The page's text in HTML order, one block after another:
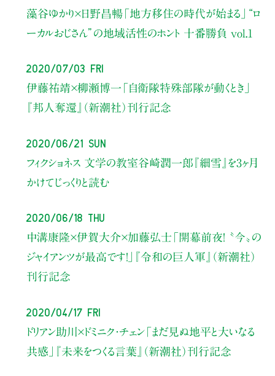
藻谷ゆかり×日野昌暢「地方移住の時代が始まる」
“ロ
ーカルおじさん”の地域活性のホント 十番勝負 vol.1
2020/07/03 Fri
伊藤祐靖×柳瀬博一 「自衛隊特殊部隊が動くとき」
『邦人奪還』（新潮社）刊行記念
2020/06/21 Sun
フィクショネス 文学の教室谷崎潤一郎『細雪』 を3ヶ月
かけてじっくりと読む
2020/06/18 Thu
中溝康隆×伊賀大介×加藤弘士「開幕前夜！ 〝今〟の
ジャイアンツが最高です！」
『令和の巨人軍』（新潮社）
刊行記念
2020/04/17 Fri
ドリアン助川×ドミニク・チェン「まだ見ぬ地平と大いなる
共感」
『未来をつくる言葉』（新潮社）刊行記念